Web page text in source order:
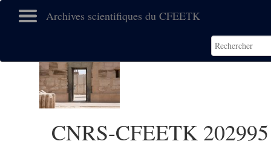
Archives scientifiques du CFEETK
CNRS-CFEETK 202995